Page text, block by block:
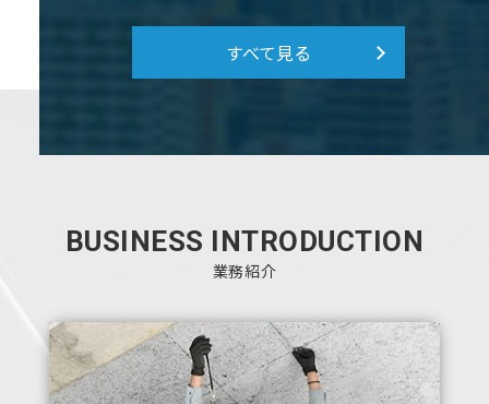
すべて見る
BUSINESS INTRODUCTION
業務紹介